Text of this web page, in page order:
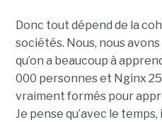
Donc tout dépend de la
sociétés. Nous, nous
qu’on a beaucoup à
000 personnes et Nginx
vraiment formés pour
Je pense qu’avec le